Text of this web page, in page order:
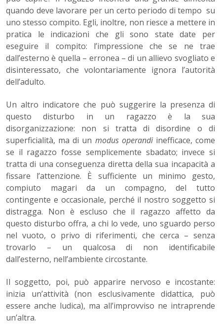
quando deve lavorare per un certo periodo di tempo su
uno stesso compito. Egli, inoltre, non riesce a mettere in
pratica le indicazioni che gli sono state date per
eseguire il compito: l’impressione che se ne trae
dall’esterno è quella – erronea – di un allievo svogliato e
disinteressato, che volontariamente ignora l’autorità
dell’adulto.
Un altro indicatore che può suggerire la presenza di
questo disturbo in un ragazzo è la sua
disorganizzazione: non si tratta di disordine o di
superficialità, ma di un modus operandi inefficace, come
se il ragazzo fosse semplicemente sbadato; invece si
tratta di una conseguenza diretta della sua incapacità a
fissare l’attenzione. È sufficiente un minimo gesto,
compiuto magari da un compagno, del tutto
contingente e occasionale, perché il nostro soggetto si
distragga. Non è escluso che il ragazzo affetto da
questo disturbo offra, a chi lo vede, uno sguardo perso
nel vuoto, o privo di riferimenti, che cerca – senza
trovarlo – un qualcosa di non identificabile
dall’esterno, nell’ambiente circostante.
Il soggetto, poi, può apparire nervoso e incostante:
inizia un’attività (non esclusivamente didattica, può
essere anche ludica), ma all’improvviso ne intraprende
un’altra.